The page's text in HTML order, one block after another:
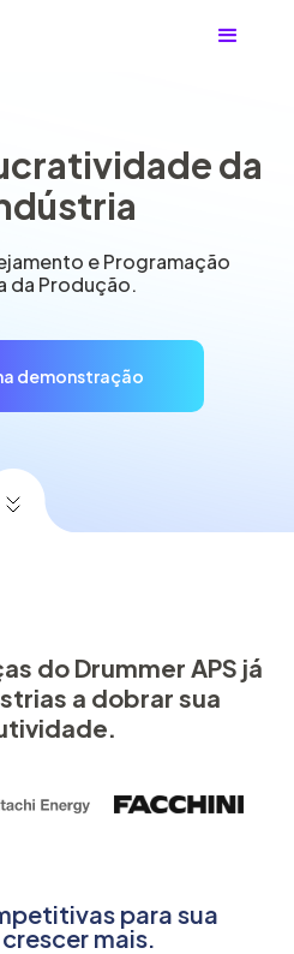
da
e Programação
da Produção.
demonstração
do Drummer APS já
a dobrar sua
para sua
mais.